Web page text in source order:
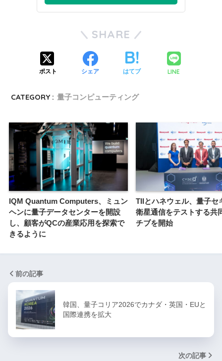
SHARE
ポスト シェア はてブ LINE
CATEGORY : 量子コンピューティング
IQM Quantum Computers、ミュン
ヘンに量子データセンターを開設
し、顧客がQCの産業応用を探索で
きるように
TIIとハネウェル、量子セ
衛星通信をテストする共
チブを開始
前の記事
韓国、量子コリア2026でカナダ・英国・EUと
国際連携を拡大
次の記事